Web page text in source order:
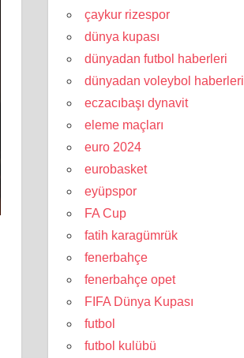
çaykur rizespor
dünya kupası
dünyadan futbol haberleri
dünyadan voleybol haberleri
eczacıbaşı dynavit
eleme maçları
euro 2024
eurobasket
eyüpspor
FA Cup
fatih karagümrük
fenerbahçe
fenerbahçe opet
FIFA Dünya Kupası
futbol
futbol kulübü